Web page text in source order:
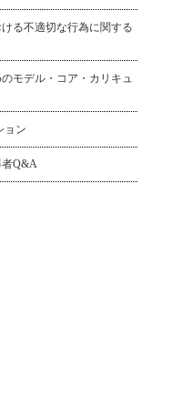
る不適切な行為に関する
モデル・コア・カリキュ
ョン
者Q&A